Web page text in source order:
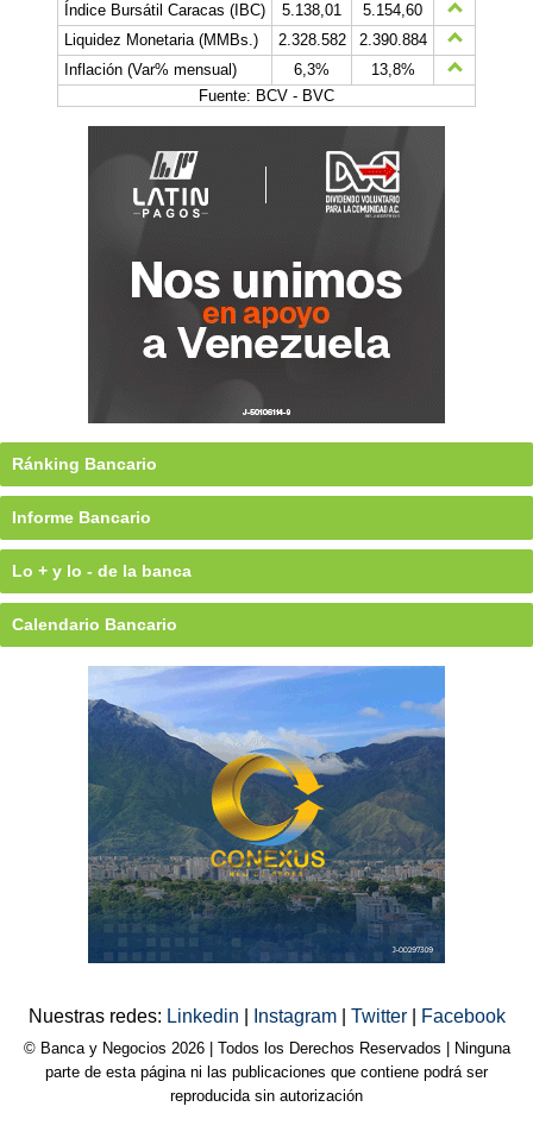
Índice Bursátil Caracas (IBC)
5.138,01
5.154,60
Liquidez Monetaria (MMBs.)
2.328.582
2.390.884
Inflación (Var% mensual)
6,3%
13,8%
Fuente: BCV - BVC
Ránking Bancario
Informe Bancario
Lo + y lo - de la banca
Calendario Bancario
Nuestras redes: Linkedin Instagram Twitter Facebook
© Banca y Negocios 2026 | Todos los Derechos Reservados | Ninguna
parte de esta página ni las publicaciones que contiene podrá ser
reproducida sin autorización